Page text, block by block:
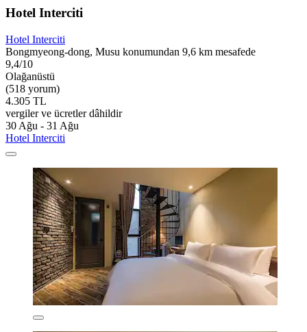
Hotel Interciti
Hotel Interciti
Bongmyeong-dong, Musu konumundan 9,6 km mesafede
9,4/10
Olağanüstü
(518 yorum)
4.305 TL
vergiler ve ücretler dâhildir
30 Ağu - 31 Ağu
Hotel Interciti